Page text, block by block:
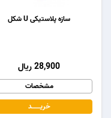
سازه پلاستیکی U شکل
28,900 ریال
مشخصات
خریـــــــد